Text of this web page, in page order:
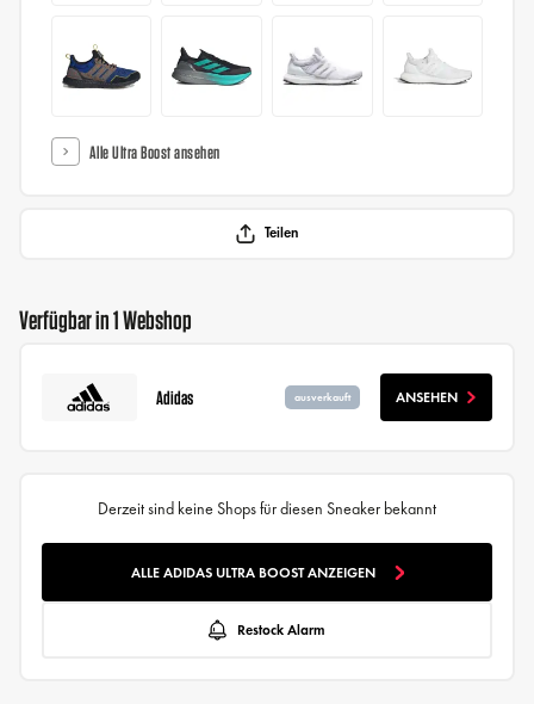
Alle Ultra Boost ansehen
Teilen
Verfügbar in 1 Webshop
Adidas ausverkauft ANSEHEN
Derzeit sind keine Shops für diesen Sneaker bekannt
ALLE ADIDAS ULTRA BOOST ANZEIGEN
Restock Alarm